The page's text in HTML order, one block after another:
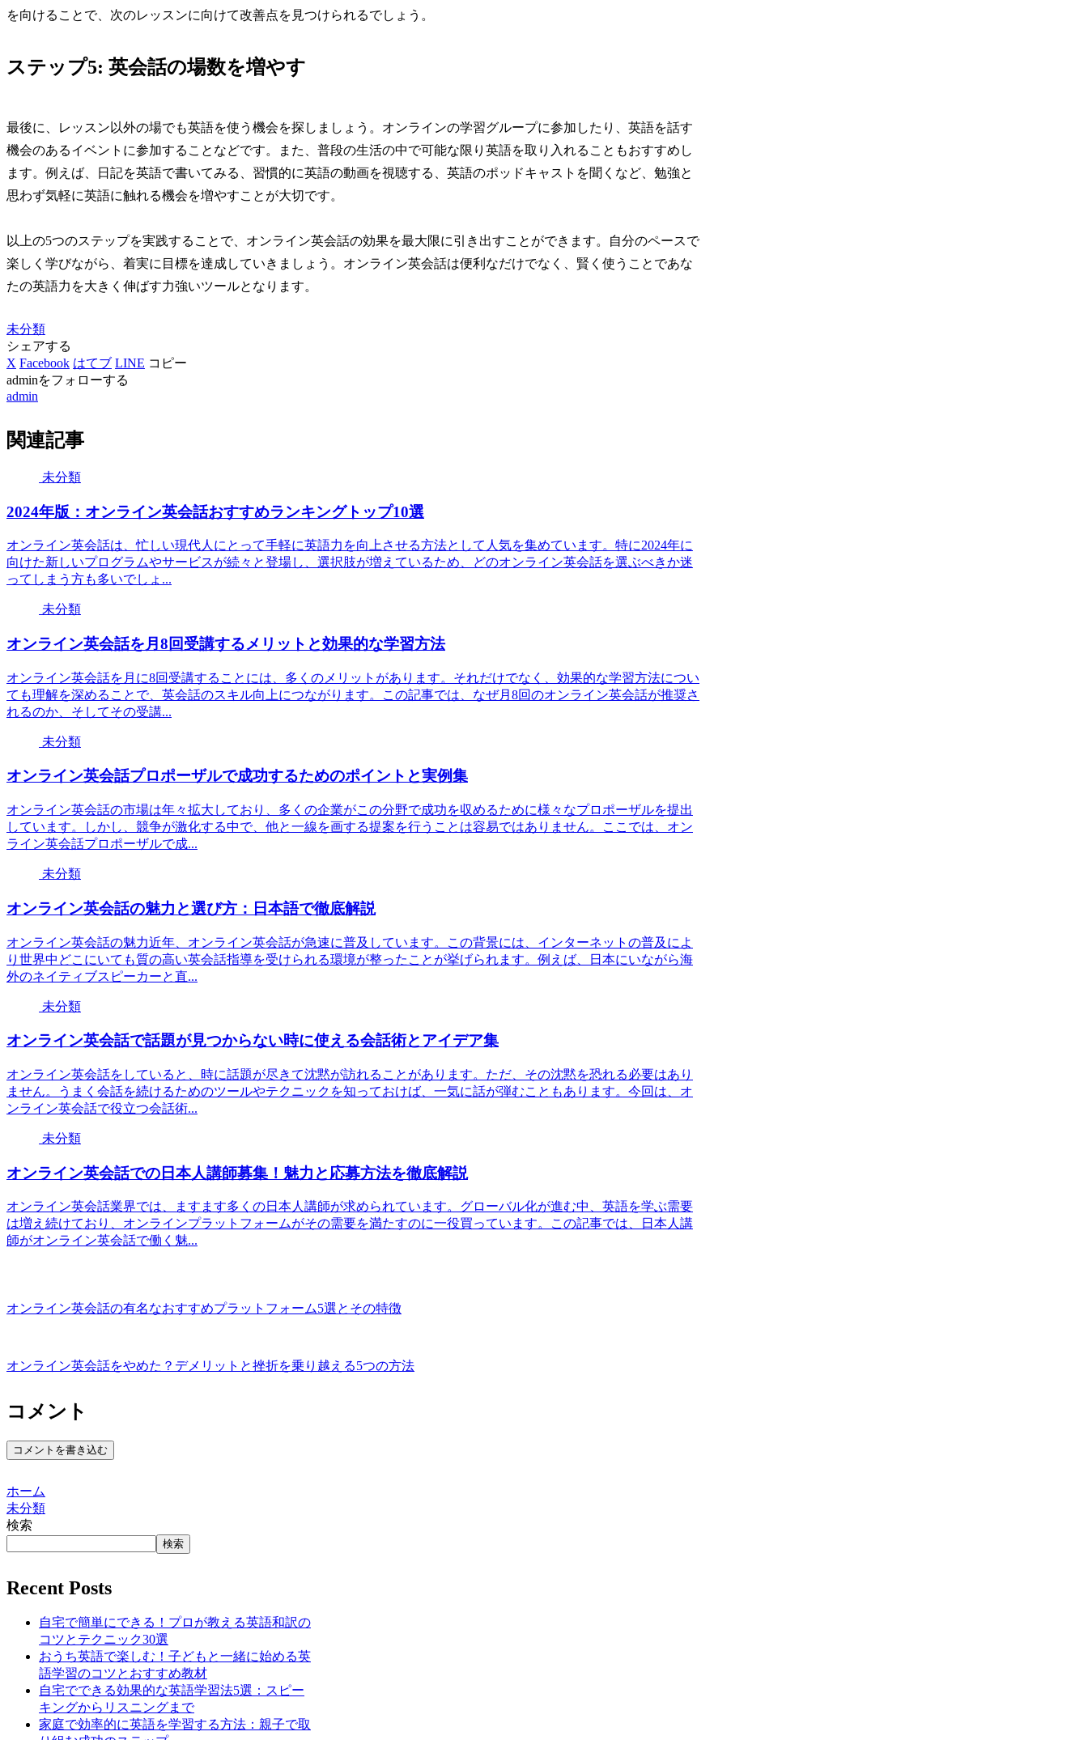
を向けることで、次のレッスンに向けて改善点を見つけられるでしょう。
ステップ5: 英会話の場数を増やす
最後に、レッスン以外の場でも英語を使う機会を探しましょう。オンラインの学習グループに参加したり、英語を話す
機会のあるイベントに参加することなどです。また、普段の生活の中で可能な限り英語を取り入れることもおすすめし
ます。例えば、日記を英語で書いてみる、習慣的に英語の動画を視聴する、英語のポッドキャストを聞くなど、勉強と
思わず気軽に英語に触れる機会を増やすことが大切です。
以上の5つのステップを実践することで、オンライン英会話の効果を最大限に引き出すことができます。自分のペースで
楽しく学びながら、着実に目標を達成していきましょう。オンライン英会話は便利なだけでなく、賢く使うことであな
たの英語力を大きく伸ばす力強いツールとなります。
未分類
シェアする
X Facebook はてブ LINE コピー
adminをフォローする
admin
関連記事
未分類
2024年版：オンライン英会話おすすめランキングトップ10選
オンライン英会話は、忙しい現代人にとって手軽に英語力を向上させる方法として人気を集めています。特に2024年に
向けた新しいプログラムやサービスが続々と登場し、選択肢が増えているため、どのオンライン英会話を選ぶべきか迷
ってしまう方も多いでしょ...
未分類
オンライン英会話を月8回受講するメリットと効果的な学習方法
オンライン英会話を月に8回受講することには、多くのメリットがあります。それだけでなく、効果的な学習方法につい
ても理解を深めることで、英会話のスキル向上につながります。この記事では、なぜ月8回のオンライン英会話が推奨さ
れるのか、そしてその受講...
未分類
オンライン英会話プロポーザルで成功するためのポイントと実例集
オンライン英会話の市場は年々拡大しており、多くの企業がこの分野で成功を収めるために様々なプロポーザルを提出
しています。しかし、競争が激化する中で、他と一線を画する提案を行うことは容易ではありません。ここでは、オン
ライン英会話プロポーザルで成...
未分類
オンライン英会話の魅力と選び方：日本語で徹底解説
オンライン英会話の魅力近年、オンライン英会話が急速に普及しています。この背景には、インターネットの普及によ
り世界中どこにいても質の高い英会話指導を受けられる環境が整ったことが挙げられます。例えば、日本にいながら海
外のネイティブスピーカーと直...
未分類
オンライン英会話で話題が見つからない時に使える会話術とアイデア集
オンライン英会話をしていると、時に話題が尽きて沈黙が訪れることがあります。ただ、その沈黙を恐れる必要はあり
ません。うまく会話を続けるためのツールやテクニックを知っておけば、一気に話が弾むこともあります。今回は、オ
ンライン英会話で役立つ会話術...
未分類
オンライン英会話での日本人講師募集！魅力と応募方法を徹底解説
オンライン英会話業界では、ますます多くの日本人講師が求められています。グローバル化が進む中、英語を学ぶ需要
は増え続けており、オンラインプラットフォームがその需要を満たすのに一役買っています。この記事では、日本人講
師がオンライン英会話で働く魅...
オンライン英会話の有名なおすすめプラットフォーム5選とその特徴
オンライン英会話をやめた？デメリットと挫折を乗り越える5つの方法
コメント
コメントを書き込む
ホーム
未分類
検索
検索
Recent Posts
自宅で簡単にできる！プロが教える英語和訳の
コツとテクニック30選
おうち英語で楽しむ！子どもと一緒に始める英
語学習のコツとおすすめ教材
自宅でできる効果的な英語学習法5選：スピー
キングからリスニングまで
家庭で効率的に英語を学習する方法：親子で取